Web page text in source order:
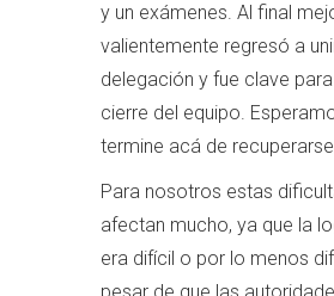
y un exámenes. Al final
valientemente regresó a
delegación y fue clave
cierre del equipo.
termine acá de
Para nosotros estas
afectan mucho, ya que la
era difícil o por lo menos